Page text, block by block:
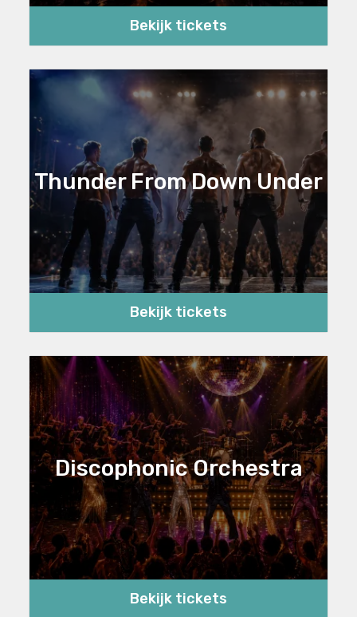
Bekijk tickets
Thunder From Down Under
Bekijk tickets
Discophonic Orchestra
Bekijk tickets